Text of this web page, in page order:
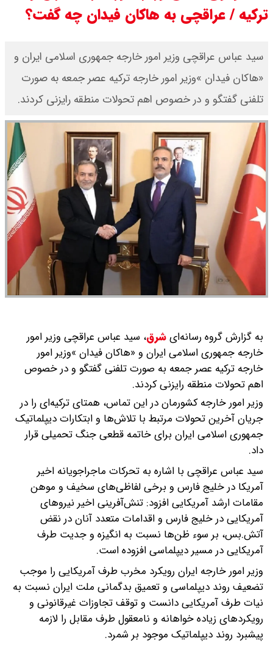
قیمت طلا ۱۸ عیار امروز جمعه ۱۶ مرداد
۱۴۰۵ اعلام شد/ طلا بر مدار صعود
قیمت نفت امروز جمعه ۱۶ مرداد ۱۴۰۵
/ نفت صعودی شد + جدول
ترکیه / عراقچی به هاکان فیدان چه گفت؟
سید عباس عراقچی وزیر امور خارجه جمهوری اسلامی ایران و
«هاکان فیدان »وزیر امور خارجه ترکیه عصر جمعه به صورت
تلفنی گفتگو و در خصوص اهم تحولات منطقه رایزنی کردند.
به گزارش گروه رسانه‌ایشرق، سید عباس عراقچی وزیر امور
خارجه جمهوری اسلامی ایران و «هاکان فیدان »وزیر امور
خارجه ترکیه عصر جمعه به صورت تلفنی گفتگو و در خصوص
اهم تحولات منطقه رایزنی کردند.
وزیر امور خارجه کشورمان در این تماس، همتای ترکیه‌ای را در
جریان آخرین تحولات مرتبط با تلاش‌ها و ابتکارات دیپلماتیک
جمهوری اسلامی ایران برای خاتمه قطعی جنگ تحمیلی قرار
داد.
سید عباس عراقچی با اشاره به تحرکات ماجراجویانه اخیر
آمریکا در خلیج فارس و برخی لفاظی‌های سخیف و موهن
مقامات ارشد آمریکایی افزود: تنش‌آفرینی اخیر نیروهای
آمریکایی در خلیج فارس و اقدامات متعدد آنان در نقض
آتش‌.بس، بر سوء ظن‌ها نسبت به انگیزه و جدیت طرف
آمریکایی در مسیر دیپلماسی افزوده است.
وزیر امور خارجه ایران رویکرد مخرب طرف آمریکایی را موجب
تضعیف روند دیپلماسی و تعمیق بدگمانی ملت ایران نسبت به
نیات طرف آمریکایی دانست و توقف تجاوزات غیرقانونی و
رویکردهای زیاده خواهانه و نامعقول طرف مقابل را لازمه
پیشبرد روند دیپلماتیک موجود بر شمرد.